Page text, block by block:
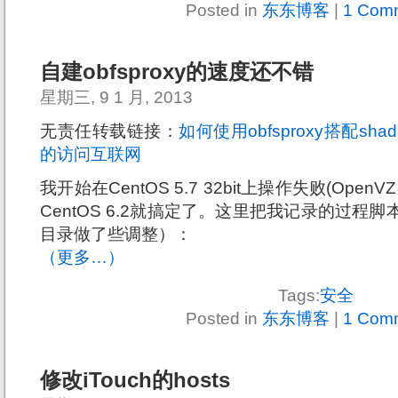
Posted in 东东博客 1
自建obfsproxy的速度还不错
星期三, 9 1 月, 2013
无责任转载链接：如何使用obfsproxy搭配
的访问互联网
我开始在CentOS 5.7 32bit上操作失败
CentOS 6.2就搞定了。这里把我记录的过程脚
目录做了些调整）：
（更多…）
Tags:安全
Posted in 东东博客 | 1
修改iTouch的hosts